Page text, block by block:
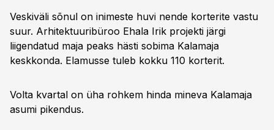
Veskiväli sõnul on inimeste huvi nende korterite vastu
suur. Arhitektuuribüroo Ehala Irik projekti järgi
liigendatud maja peaks hästi sobima Kalamaja
keskkonda. Elamusse tuleb kokku 110 korterit.
Volta kvartal on üha rohkem hinda mineva Kalamaja
asumi pikendus.